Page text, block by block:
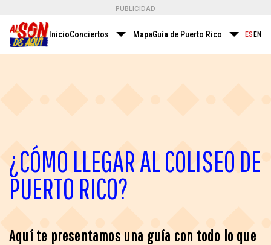
PUBLICIDAD
InicioConciertos MapaGuía de Puerto Rico ES EN
¿CÓMO LLEGAR AL COLISEO DE
PUERTO RICO?
Aquí te presentamos una guía con todo lo que